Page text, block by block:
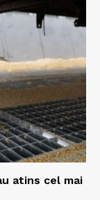
atins cel mai